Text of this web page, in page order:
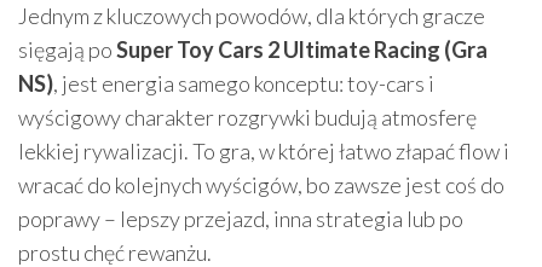
Jednym z kluczowych powodów, dla których gracze
sięgają poSuper Toy Cars 2 Ultimate Racing (Gra
NS), jest energia samego konceptu: toy-cars i
wyścigowy charakter rozgrywki budują atmosferę
lekkiej rywalizacji. To gra, w której łatwo złapać flow i
wracać do kolejnych wyścigów, bo zawsze jest coś do
poprawy – lepszy przejazd, inna strategia lub po
prostu chęć rewanżu.